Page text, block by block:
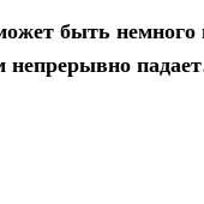
быть